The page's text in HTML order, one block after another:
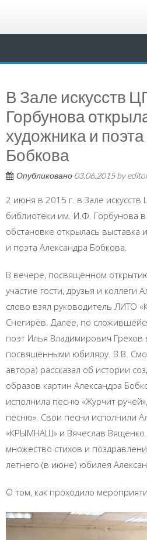
В Зале искусств
Горбунова
художника и
Бобкова
Опубликовано 03.06.2015by
2 июня в 2015 г. в Зале искусств
библиотеки им. И.Ф. Горбунова
обстановке открылась выставка
и поэта Александра Бобкова.
В вечере, посвящённом
участие гости, друзья и коллеги
слово взял руководитель ЛИТО
Снегирёв. Далее, по
поэт Илья Владимирович Грехов
посвящёнными юбиляру. В.В.
автора) рассказал об истории
образов картин Александра
исполнила песню «Журчит
песню». Свои песни исполнили
«КРЫМНАШ» и Вячеслав
множество стихов и
летнего (в июне) юбилея
О том, как проходило